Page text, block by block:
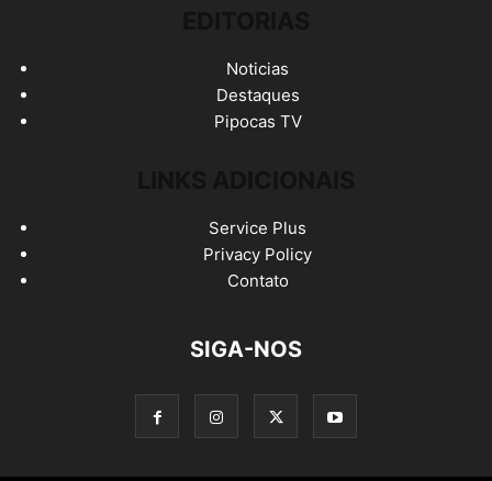
Noticias
Destaques
Pipocas TV
Service Plus
Privacy Policy
Contato
SIGA-NOS